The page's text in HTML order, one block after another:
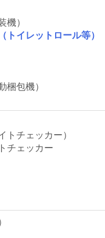
）
トイレットロール等）
梱包機）
チェッカー）
チェッカー